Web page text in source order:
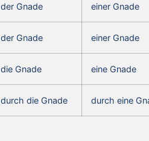
der Gnade einer Gnade
der Gnade einer Gnade
die Gnade eine Gnade
durch die Gnade durch eine